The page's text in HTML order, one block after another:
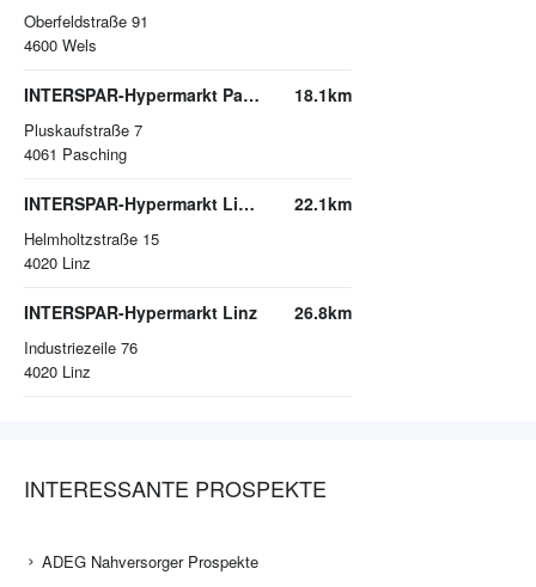
Oberfeldstraße 91
4600 Wels
INTERSPAR-Hypermarkt Pasching, PLUS CITY
Pluskaufstraße 7
4061 Pasching
18.1km
INTERSPAR-Hypermarkt Linz-Wegscheid
Helmholtzstraße 15
4020 Linz
22.1km
INTERSPAR-Hypermarkt Linz
Industriezeile 76
4020 Linz
26.8km
INTERESSANTE PROSPEKTE
ADEG Nahversorger Prospekte